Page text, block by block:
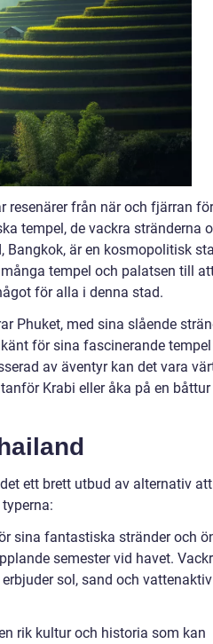
resenärer från när och fjärran
tempel, de vackra stränderna
är en kosmopolitisk
tempel och palatsen till
för alla i denna stad.
Phuket, med sina slående
för sina fascinerande
av äventyr kan det vara
Krabi eller åka på en
ett brett utbud av alternativ
sina fantastiska stränder och
semester vid havet.
sol, sand och
rik kultur och historia som kan